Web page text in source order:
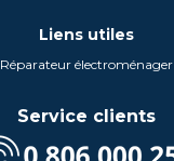
Liens utiles
Réparateur électroménager
Service clients